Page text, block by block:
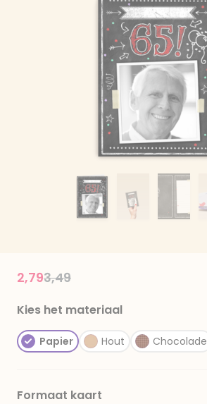
Price reduced from
3,49to
2,79
Kies het materiaal
Papier Hout Chocolade
Formaat kaart